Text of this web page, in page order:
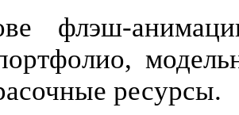
флэш-
ресурсы.